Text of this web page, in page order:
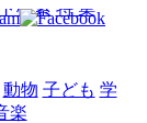
検索 特 集
動物 子ども 学
楽